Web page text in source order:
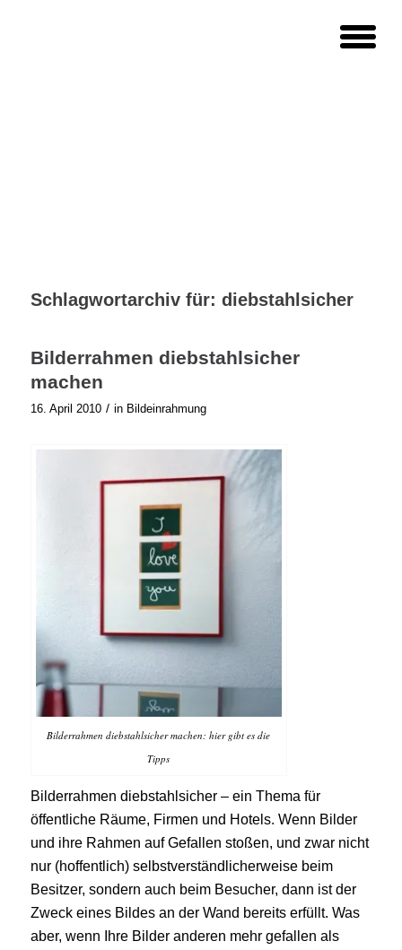
Schlagwortarchiv für: diebstahlsicher
Bilderrahmen diebstahlsicher
machen
16. April 2010 / in Bildeinrahmung
Bilderrahmen diebstahlsicher machen: hier gibt es die
Tipps
Bilderrahmen diebstahlsicher – ein Thema für
öffentliche Räume, Firmen und Hotels. Wenn Bilder
und ihre Rahmen auf Gefallen stoßen, und zwar nicht
nur (hoffentlich) selbstverständlicherweise beim
Besitzer, sondern auch beim Besucher, dann ist der
Zweck eines Bildes an der Wand bereits erfüllt. Was
aber, wenn Ihre Bilder anderen mehr gefallen als